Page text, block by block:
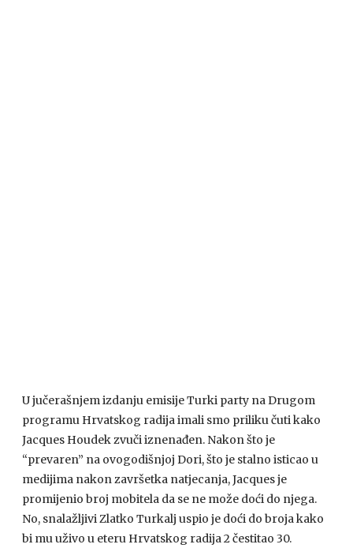
U jučerašnjem izdanju emisije Turki party na Drugom
programu Hrvatskog radija imali smo priliku čuti kako
Jacques Houdek zvuči iznenađen. Nakon što je
“prevaren” na ovogodišnjoj Dori, što je stalno isticao u
medijima nakon završetka natjecanja, Jacques je
promijenio broj mobitela da se ne može doći do njega.
No, snalažljivi Zlatko Turkalj uspio je doći do broja kako
bi mu uživo u eteru Hrvatskog radija 2 čestitao 30.